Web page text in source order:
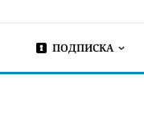
ПОДПИСКА